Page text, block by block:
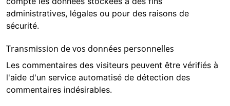
administratives, légales ou pour des raisons de
sécurité.
Transmission de vos données personnelles
Les commentaires des visiteurs peuvent être vérifiés à
l'aide d'un service automatisé de détection des
commentaires indésirables.